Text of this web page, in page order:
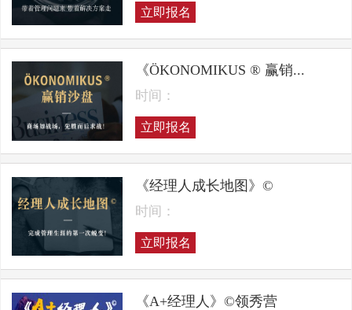
立即报名
《ÖKONOMIKUS ® 赢销...
时间：
立即报名
《经理人成长地图》©
时间：
立即报名
《A+经理人》©领秀营